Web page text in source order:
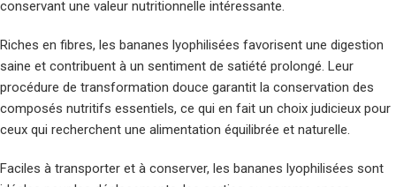
conservant une valeur nutritionnelle intéressante.
Riches en fibres, les bananes lyophilisées favorisent une digestion
saine et contribuent à un sentiment de satiété prolongé. Leur
procédure de transformation douce garantit la conservation des
composés nutritifs essentiels, ce qui en fait un choix judicieux pour
ceux qui recherchent une alimentation équilibrée et naturelle.
Faciles à transporter et à conserver, les bananes lyophilisées sont